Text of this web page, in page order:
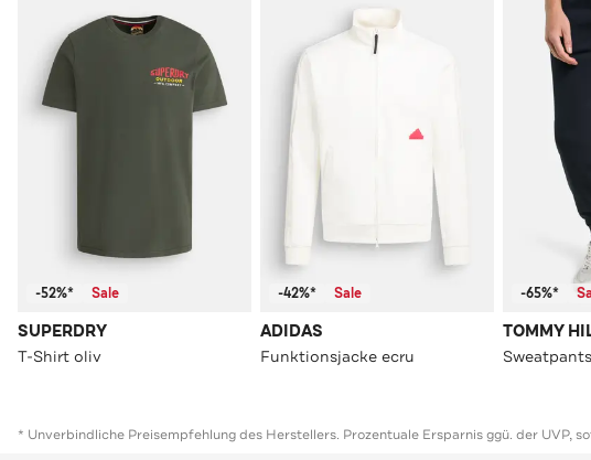
-52%* Sale
SUPERDRY
T-Shirt oliv
-42%* Sale
ADIDAS
Funktionsjacke ecru
-65%*
TOMMY
* Unverbindliche Preisempfehlung des Herstellers. Prozentuale Ersparnis ggü. der UVP,